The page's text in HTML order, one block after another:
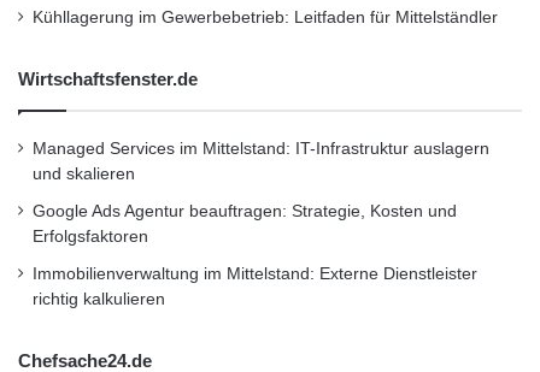
Motors. Gleichmäßiges Fahren schont
Getriebe und Antrieb.
Häufiges starkes Bremsen führt zu
schnellerem Verschleiß der Bremsanlage.
Auch kurze Strecken wirken sich negativ aus,
da der Motor nicht seine optimale
Betriebstemperatur erreicht. Wer
vorausschauend fährt, reduziert
Kühllagerung im Gewerbebetrieb: Leitfaden für Mittelständler
Wirtschaftsfenster.de
Managed Services im Mittelstand: IT-Infrastruktur auslagern
und skalieren
Google Ads Agentur beauftragen: Strategie, Kosten und
Erfolgsfaktoren
Immobilienverwaltung im Mittelstand: Externe Dienstleister
richtig kalkulieren
Chefsache24.de